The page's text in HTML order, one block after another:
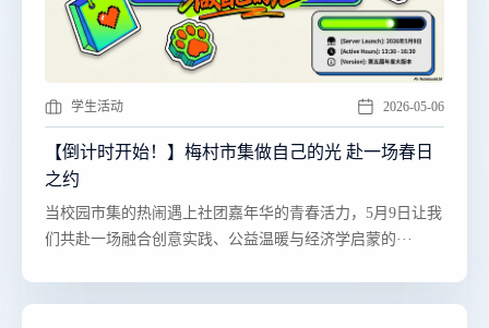
学生活动 2026-05-06
【倒计时开始！】梅村市集做自己的光 赴一场春日
之约
​​当校园市集的热闹遇上社团嘉年华的青春活力，5月9日让我
们共赴一场融合创意实践、公益温暖与经济学启蒙的···